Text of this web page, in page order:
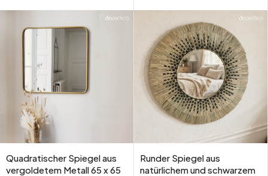
Quadratischer Spiegel aus
vergoldetem Metall 65 x 65
Runder Spiegel aus
natürlichem und schwarzem